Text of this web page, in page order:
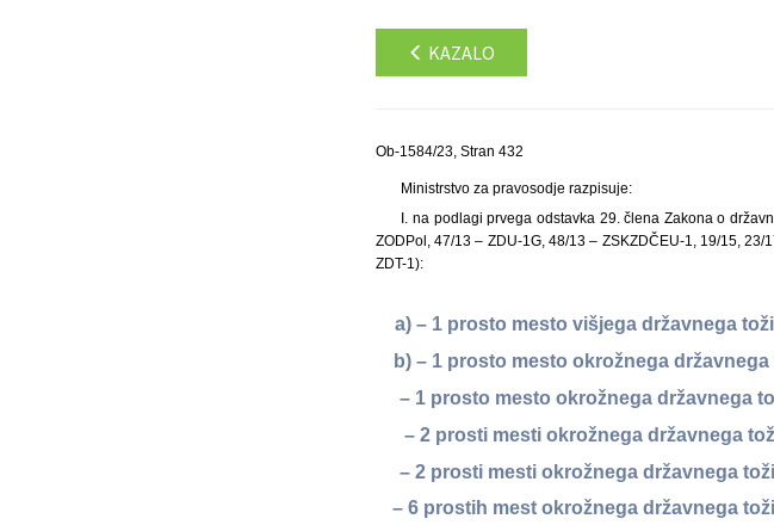
KAZALO
Ob-1584/23, Stran 432
Ministrstvo za pravosodje razpisuje:
I. na podlagi prvega odstavka 29. člena Zakona o
ZODPol, 47/13 – ZDU-1G, 48/13 – ZSKZDČEU-1, 19/15,
ZDT-1):
a) – 1 prosto mesto višjega državnega
b) – 1 prosto mesto okrožnega
– 1 prosto mesto okrožnega državnega
– 2 prosti mesti okrožnega državnega
– 2 prosti mesti okrožnega državnega
– 6 prostih mest okrožnega državnega